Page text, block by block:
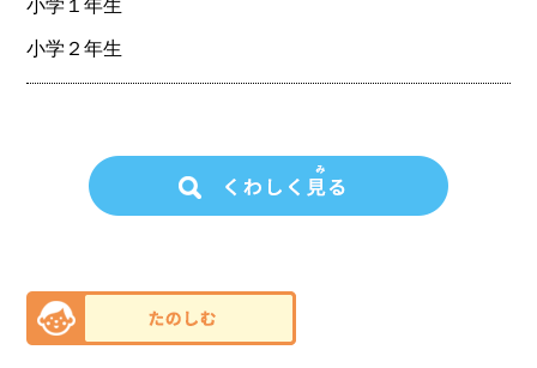
小学１年生
小学２年生